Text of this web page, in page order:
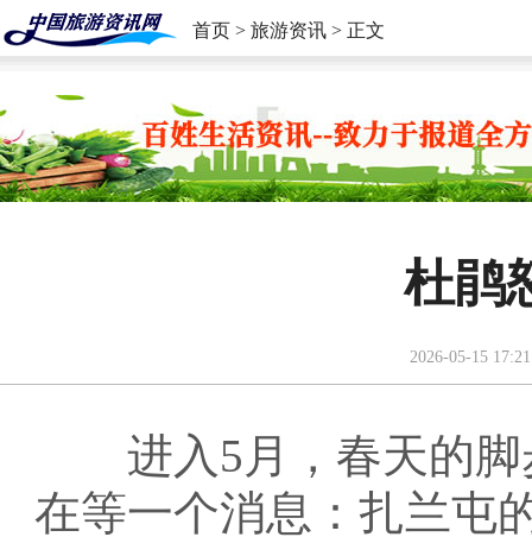
首页 > 旅游资讯 > 正文
杜鹃
2026-05-15
进入5月，春天的脚
在等一个消息：扎兰屯